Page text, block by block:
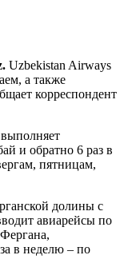
Uzbekistan Airways
а также
корреспондент
и обратно 6 раз в
пятницам,
долины с
авиарейсы по
в неделю – по